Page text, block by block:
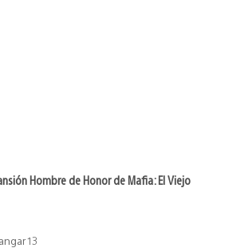
Hombre de Honor de Mafia: El Viejo
13